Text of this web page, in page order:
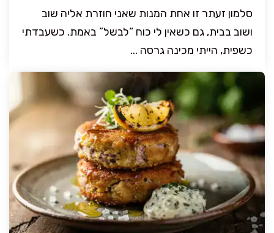
סלמון זעתר זו אחת המנות שאני חוזרת אליה שוב
ושוב בבית, גם כשאין לי כוח “לבשל” באמת. כשעבדתי
כשפית, הייתי מכינה גרסה ...